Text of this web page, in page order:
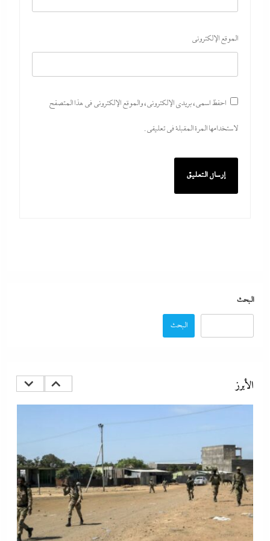
الموقع الإلكتروني
احفظ اسمي، بريدي الإلكتروني، والموقع الإلكتروني في هذا المتصفح
لاستخدامها المرة المقبلة في تعليقي.
البحث
البحث
الأبرز
نزع السلاح في غزة
وقوات تيجراي..ونظام آبي أحمد يرتعب
30 يوليو، 2026